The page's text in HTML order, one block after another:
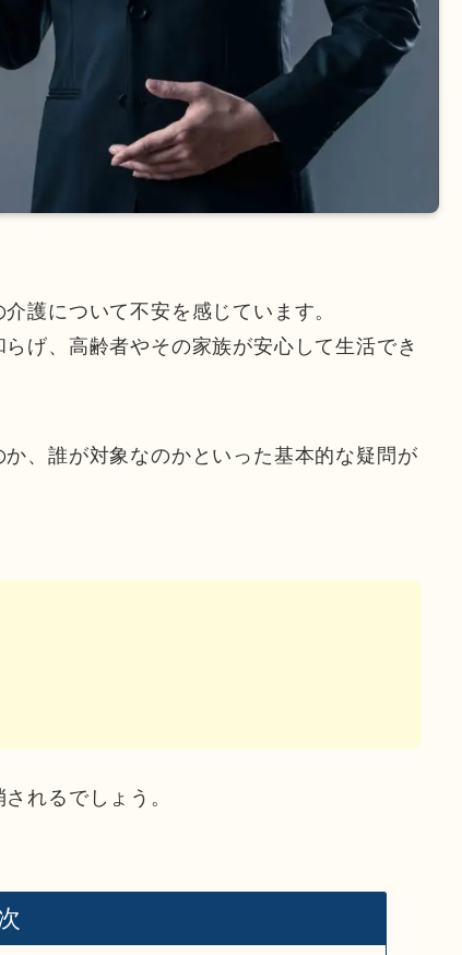
護について不安を感じています。
げ、高齢者やその家族が安心して生活でき
、誰が対象なのかといった基本的な疑問が
れるでしょう。